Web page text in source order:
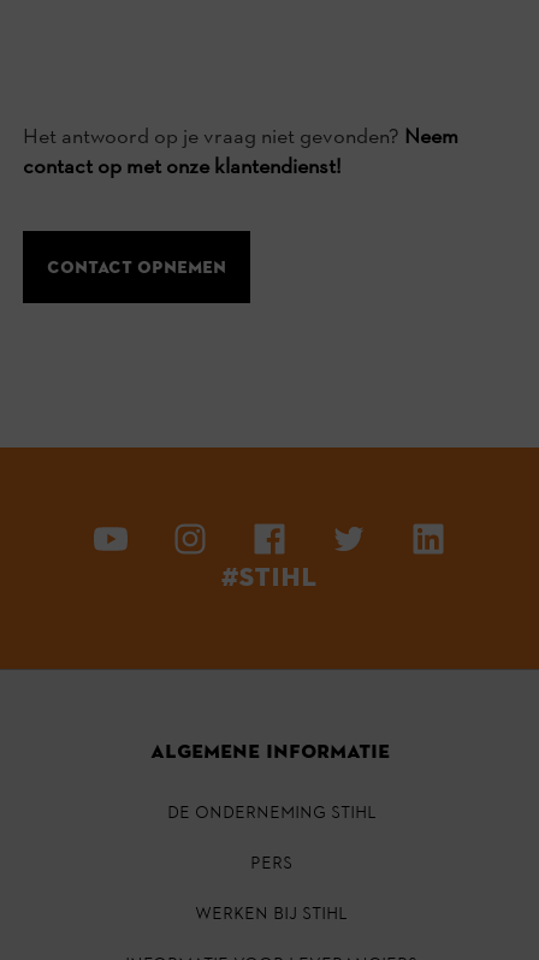
Het antwoord op je vraag niet gevonden? Neem
contact op met onze klantendienst!
Contact opnemen
#STIHL
ALGEMENE INFORMATIE
DE ONDERNEMING STIHL
PERS
Werken bij STIHL